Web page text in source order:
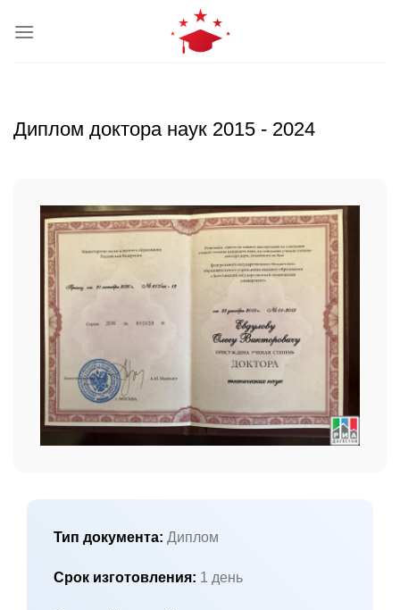
Диплом доктора наук 2015 - 2024
Тип документа: Диплом
Срок изготовления: 1 день